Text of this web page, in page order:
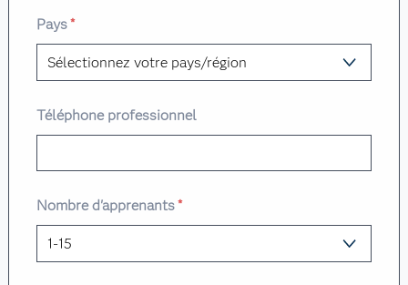
Pays*
Téléphone professionnel
Nombre d'apprenants*